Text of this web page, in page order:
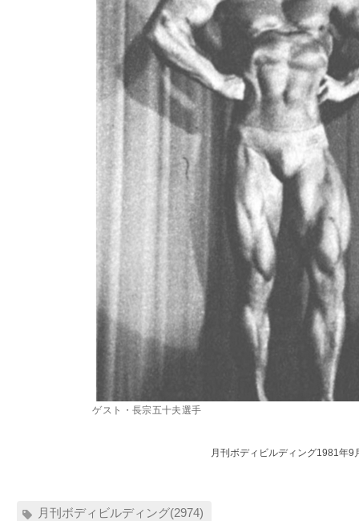
ゲスト・長宗五十夫選手
月刊ボディビルディング1981年9
月刊ボディビルディング(2974)